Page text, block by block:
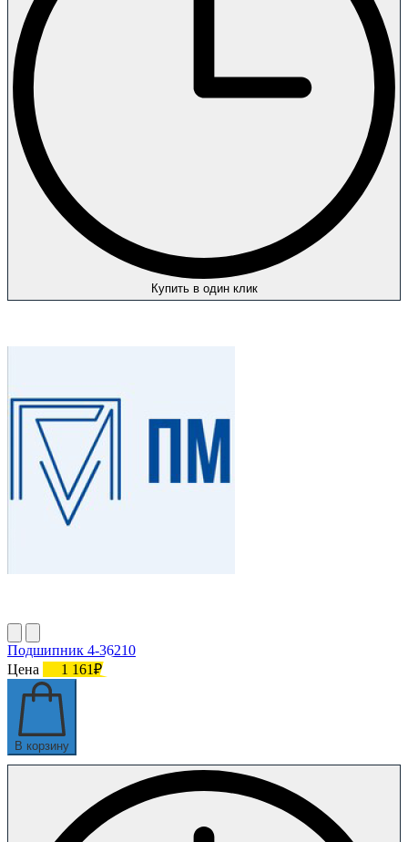
Купить в один клик
Подшипник 4-36210
Цена
1 161₽
В корзину